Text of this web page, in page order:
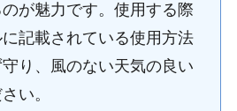
が魅力です。使用する際
記載されている使用方法
り、風のない天気の良い
い。